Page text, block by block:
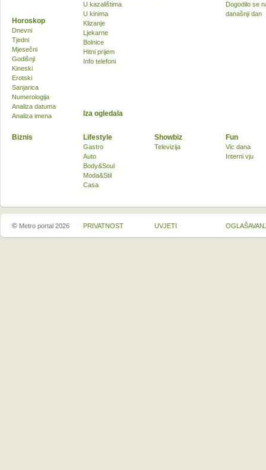
U kazalištima
U kinima
Klizanje
Ljekarne
Bolnice
Hitni prijem
Info telefoni
Dogodilo se
današnji dan
Biznis Lifestyle
Gastro
Auto
Body&Soul
Moda&Stil
Casa
Showbiz
Televizija
Fun
Vic dana
Interni vju
Horoskop
Dnevni
Tjedni
Mjesečni
Godišnji
Kineski
Erotski
Sanjarica
Numerologija
Analiza datuma
Analiza imena
Iza ogledala
© Metro portal 2026 PRIVATNOST UVJETI